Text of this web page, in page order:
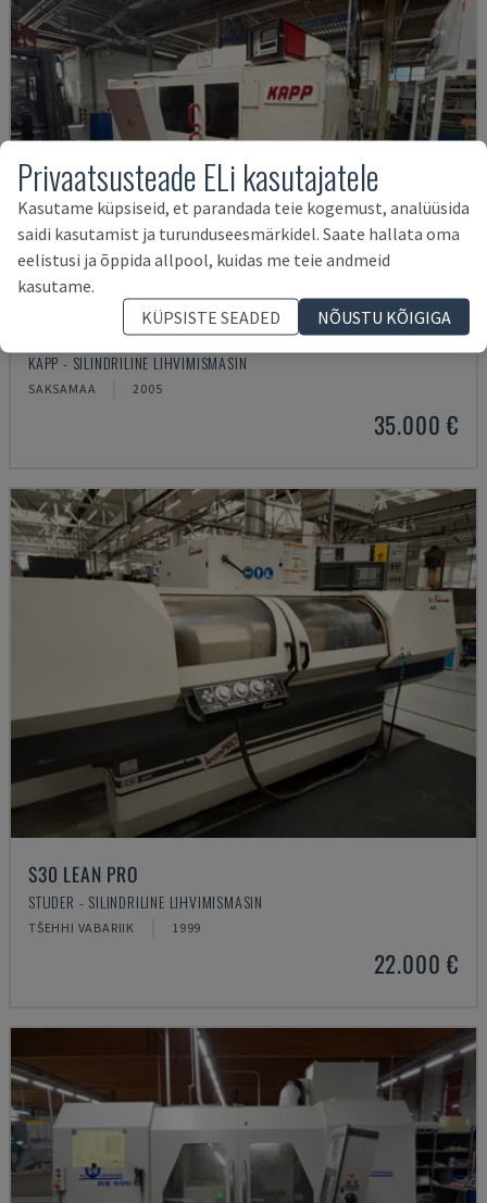
KAPP - SILINDRILINE LIHVIMISMASIN
SAKSAMAA 2005
35.000 €
S30 LEAN PRO
STUDER - SILINDRILINE LIHVIMISMASIN
TŠEHHI VABARIIK 1999
22.000 €
Privaatsusteade ELi kasutajatele
Kasutame küpsiseid, et parandada teie kogemust, analüüsida
saidi kasutamist ja turunduseesmärkidel. Saate hallata oma
eelistusi ja õppida allpool, kuidas me teie andmeid
kasutame.
KÜPSISTE SEADED
NÕUSTU KÕIGIGA